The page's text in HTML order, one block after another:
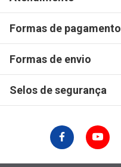
Formas de pagamento
Formas de envio
Selos de segurança